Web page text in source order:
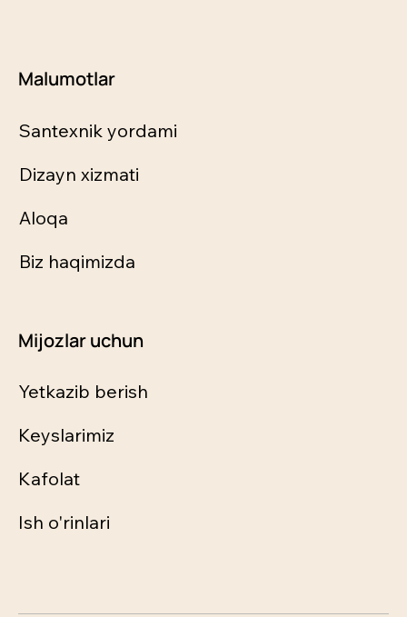
Malumotlar
Santexnik yordami
Dizayn xizmati
Aloqa
Biz haqimizda
Mijozlar uchun
Yetkazib berish
Keyslarimiz
Kafolat
Ish o'rinlari